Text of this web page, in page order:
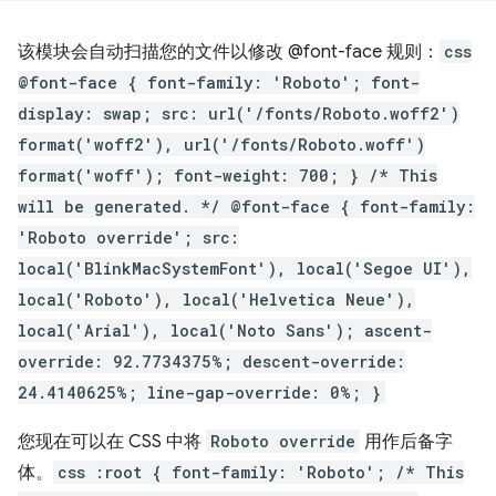
该模块会自动扫描您的文件以修改 @font-face 规则：
css
@font-face { font-family: 'Roboto'; font-
display: swap; src: url('/fonts/Roboto.woff2')
format('woff2'), url('/fonts/Roboto.woff')
format('woff'); font-weight: 700; } /* This
will be generated. */ @font-face { font-family:
'Roboto override'; src:
local('BlinkMacSystemFont'), local('Segoe UI'),
local('Roboto'), local('Helvetica Neue'),
local('Arial'), local('Noto Sans'); ascent-
override: 92.7734375%; descent-override:
24.4140625%; line-gap-override: 0%; }
您现在可以在 CSS 中将 Roboto override 用作后备字
体。
css :root { font-family: 'Roboto'; /* This